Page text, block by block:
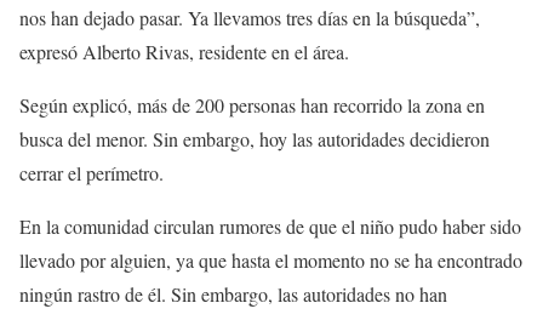
nos han dejado pasar. Ya llevamos tres días en la búsqueda”,
expresó Alberto Rivas, residente en el área.
Según explicó, más de 200 personas han recorrido la zona en
busca del menor. Sin embargo, hoy las autoridades decidieron
cerrar el perímetro.
En la comunidad circulan rumores de que el niño pudo haber sido
llevado por alguien, ya que hasta el momento no se ha encontrado
ningún rastro de él. Sin embargo, las autoridades no han